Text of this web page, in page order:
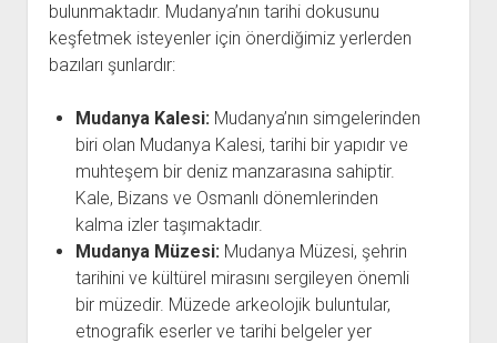
bulunmaktadır. Mudanya’nın tarihi dokusunu
keşfetmek isteyenler için önerdiğimiz yerlerden
bazıları şunlardır:
Mudanya Kalesi:Mudanya’nın simgelerinden
biri olan Mudanya Kalesi, tarihi bir yapıdır ve
muhteşem bir deniz manzarasına sahiptir.
Kale, Bizans ve Osmanlı dönemlerinden
kalma izler taşımaktadır.
Mudanya Müzesi:Mudanya Müzesi, şehrin
tarihini ve kültürel mirasını sergileyen önemli
bir müzedir. Müzede arkeolojik buluntular,
etnografik eserler ve tarihi belgeler yer